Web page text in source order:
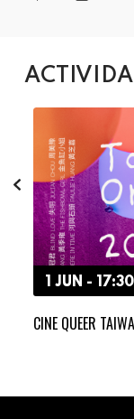
1 JUN - 17:30
CINE QUEER